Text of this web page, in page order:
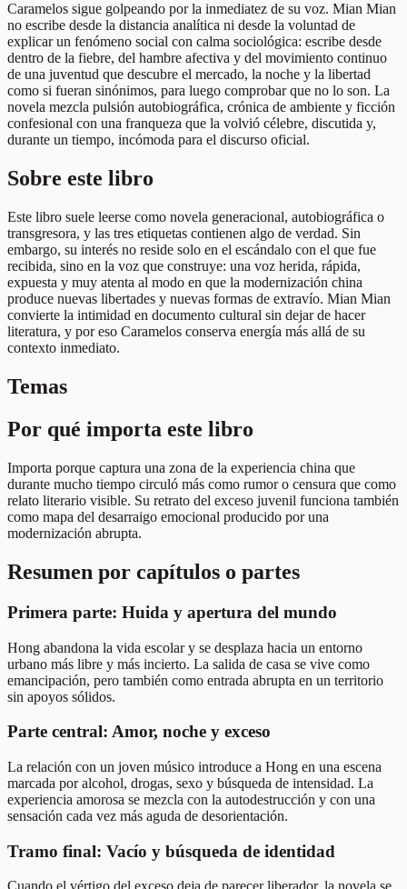
Caramelos sigue golpeando por la inmediatez de su voz. Mian Mian
no escribe desde la distancia analítica ni desde la voluntad de
explicar un fenómeno social con calma sociológica: escribe desde
dentro de la fiebre, del hambre afectiva y del movimiento continuo
de una juventud que descubre el mercado, la noche y la libertad
como si fueran sinónimos, para luego comprobar que no lo son. La
novela mezcla pulsión autobiográfica, crónica de ambiente y ficción
confesional con una franqueza que la volvió célebre, discutida y,
durante un tiempo, incómoda para el discurso oficial.
Sobre este libro
Este libro suele leerse como novela generacional, autobiográfica o
transgresora, y las tres etiquetas contienen algo de verdad. Sin
embargo, su interés no reside solo en el escándalo con el que fue
recibida, sino en la voz que construye: una voz herida, rápida,
expuesta y muy atenta al modo en que la modernización china
produce nuevas libertades y nuevas formas de extravío. Mian Mian
convierte la intimidad en documento cultural sin dejar de hacer
literatura, y por eso Caramelos conserva energía más allá de su
contexto inmediato.
Temas
Por qué importa este libro
Importa porque captura una zona de la experiencia china que
durante mucho tiempo circuló más como rumor o censura que como
relato literario visible. Su retrato del exceso juvenil funciona también
como mapa del desarraigo emocional producido por una
modernización abrupta.
Resumen por capítulos o partes
Primera parte: Huida y apertura del mundo
Hong abandona la vida escolar y se desplaza hacia un entorno
urbano más libre y más incierto. La salida de casa se vive como
emancipación, pero también como entrada abrupta en un territorio
sin apoyos sólidos.
Parte central: Amor, noche y exceso
La relación con un joven músico introduce a Hong en una escena
marcada por alcohol, drogas, sexo y búsqueda de intensidad. La
experiencia amorosa se mezcla con la autodestrucción y con una
sensación cada vez más aguda de desorientación.
Tramo final: Vacío y búsqueda de identidad